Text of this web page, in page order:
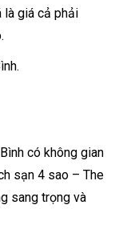
là giá cả phải
có không gian
sạn 4 sao – The
sang trọng và